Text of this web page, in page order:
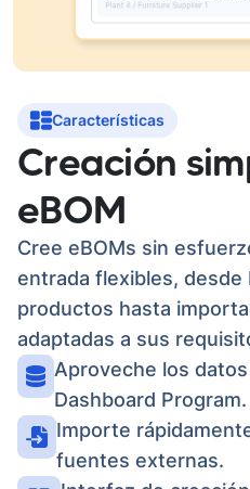
Características
Creación
eBOM
Cree eBOMs sin
entrada flexibles,
productos hasta
adaptadas a sus
Aproveche los
Dashboard Program.
Importe
fuentes externas.